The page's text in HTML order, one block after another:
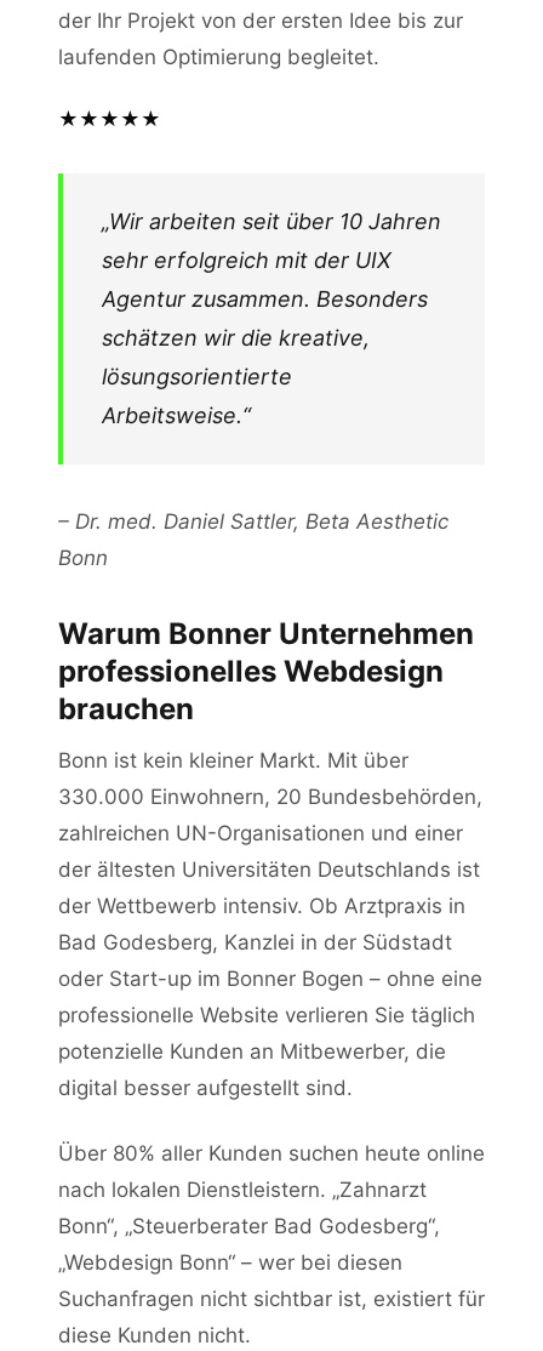
Webdesign Bonn – in allen Stadtteilen
So arbeiten wir – Ihr Webdesign-
Projekt in Bonn
Faire Preise für Bonner Unternehmen
FAQ: Webdesign Bonn
der Ihr Projekt von der ersten Idee bis zur
laufenden Optimierung begleitet.
★★★★★
„Wir arbeiten seit über 10 Jahren
sehr erfolgreich mit der UIX
Agentur zusammen. Besonders
schätzen wir die kreative,
lösungsorientierte
Arbeitsweise.“
– Dr. med. Daniel Sattler, Beta Aesthetic
Bonn
Warum Bonner Unternehmen
professionelles Webdesign
brauchen
Bonn ist kein kleiner Markt. Mit über
330.000 Einwohnern, 20 Bundesbehörden,
zahlreichen UN-Organisationen und einer
der ältesten Universitäten Deutschlands ist
der Wettbewerb intensiv. Ob Arztpraxis in
Bad Godesberg, Kanzlei in der Südstadt
oder Start-up im Bonner Bogen – ohne eine
professionelle Website verlieren Sie täglich
potenzielle Kunden an Mitbewerber, die
digital besser aufgestellt sind.
Über 80% aller Kunden suchen heute online
nach lokalen Dienstleistern. „Zahnarzt
Bonn“, „Steuerberater Bad Godesberg“,
„Webdesign Bonn“ – wer bei diesen
Suchanfragen nicht sichtbar ist, existiert für
diese Kunden nicht.